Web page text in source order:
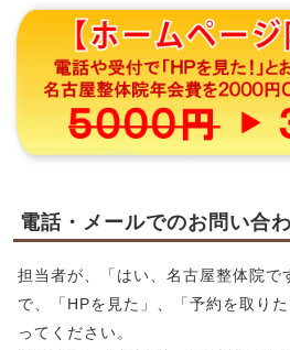
電話・メールでのお問い合
担当者が、「はい、名古屋整体院で
で、「HPを見た」、「予約を取り
ってください。